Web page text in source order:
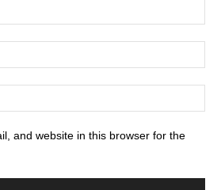
and website in this browser for the